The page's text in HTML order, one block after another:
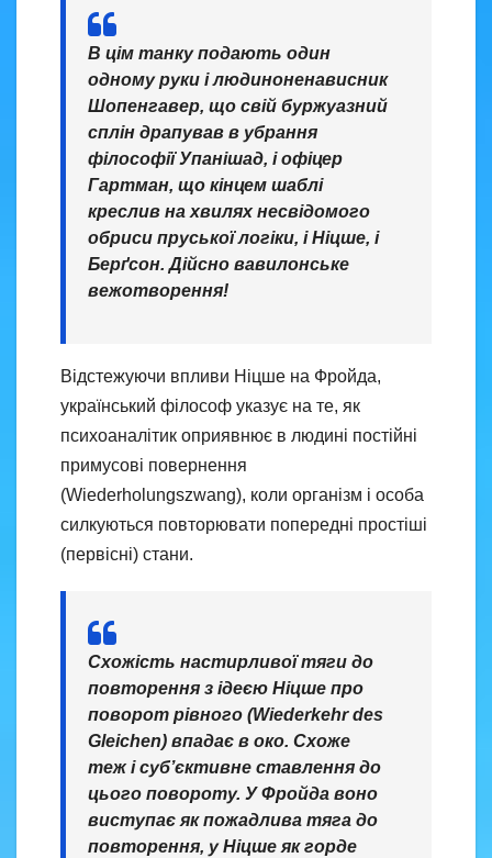
В цім танку подають один
одному руки і людиноненависник
Шопенгавер, що свій буржуазний
сплін драпував в убрання
філософії Упанішад, і офіцер
Гартман, що кінцем шаблі
креслив на хвилях несвідомого
обриси пруської логіки, і Ніцше, і
Берґсон. Дійсно вавилонське
вежотворення!
Відстежуючи впливи Ніцше на Фройда,
український філософ указує на те, як
психоаналітик оприявнює в людині постійні
примусові повернення
(Wiederholungszwang), коли організм і особа
силкуються повторювати попередні простіші
(первісні) стани.
Схожість настирливої тяги до
повторення з ідеєю Ніцше про
поворот рівного (Wiederkehr des
Gleichen) впадає в око. Схоже
теж і суб’єктивне ставлення до
цього повороту. У Фройда воно
виступає як пожадлива тяга до
повторення, у Ніцше як горде